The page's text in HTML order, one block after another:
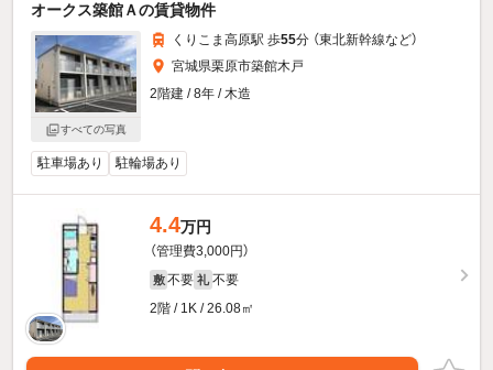
オークス築館Ａの賃貸物件
すべての写真
くりこま高原駅 歩55分 （東北新幹線など）
宮城県栗原市築館木戸
2階建 / 8年 / 木造
駐車場あり 駐輪場あり
4.4万円
（管理費3,000円）
敷 不要 礼 不要
2階 / 1K / 26.08㎡